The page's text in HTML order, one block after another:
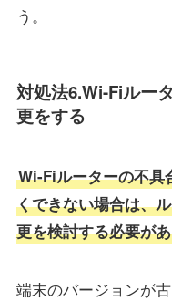
う。
対処法6.Wi-Fiルー
更をする
Wi-Fiルーターの不具
くできない場合は、
更を検討する必要が
端末のバージョンが